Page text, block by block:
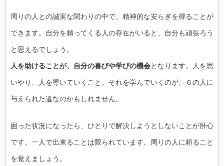
周りの人との誠実な関わりの中で、精神的な安らぎを得ることが
できます。自分を頼ってくる人の存在がいると、自分も頑張ろう
と思えるでしょう。
人を助けることが、自分の喜びや学びの機会となります。人を思
いやり、人を導いていくこと。それを学んでいくのが、６の人に
与えられた道なのかもしれません。
困った状況になったら、ひとりで解決しようとしないことが肝心
です。一人で出来ることは限られています。周りの人に頼ること
を覚えましょう。